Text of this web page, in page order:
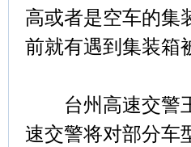
高或者是空车的集
前就有遇到集装箱
台州高速交警王
速交警将对部分车